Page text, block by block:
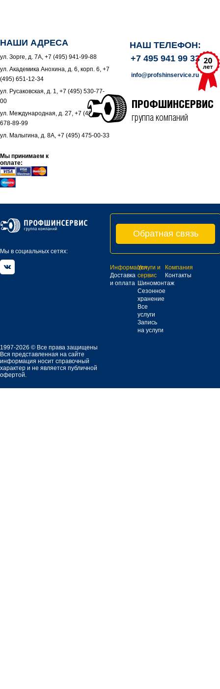
НАШИ АДРЕСА
ул. Зорге, д. 7А, +7 (495) 941-99-88
ул. Академика Анохина, д. 6, корп. 6, +7
(495) 651-12-34
ул. Русаковская, д. 1, +7 (495) 530-77-
00
ул. Международная, д. 27, +7 (495)
678-89-99
ул. Малыгина, д. 8А, +7 (495) 475-00-33
Мы принимаем к
оплате:
НАШ ТЕЛЕФОН:
+7 495 941 99 33
info@profshinservice.ru
ПРОФШИНСЕРВИС
группа компаний
Мы в социальных сетях:
Обратная связь
Информация
Доставка
и оплата
Услуги и
сервис
Шиномонтаж
Сезонное
хранение
Все
услуги
Запись
на услуги
Компания
Контакты
1997-2026 © Все права защищены
Вся представленная на сайте
информация носит справочный
характер и не является публичной
офертой.